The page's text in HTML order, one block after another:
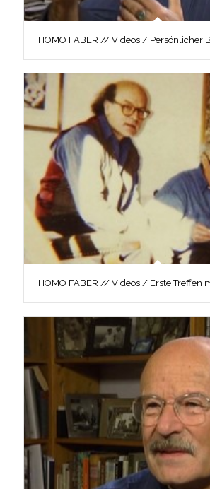
HOMO FABER // Videos / Persönlicher
HOMO FABER // Videos / Erste Treffen